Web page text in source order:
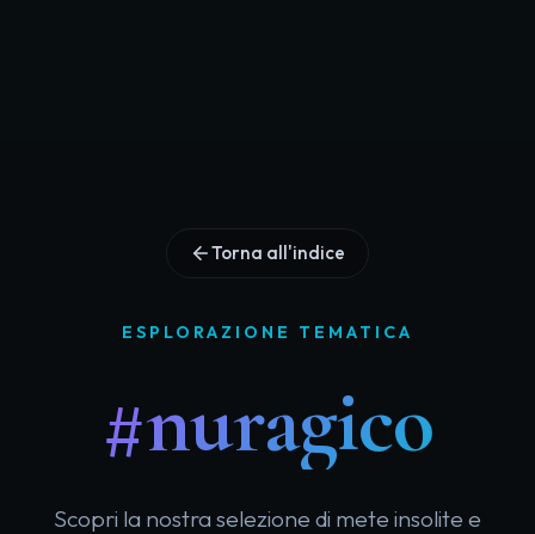
Torna all'indice
ESPLORAZIONE TEMATICA
#nuragico
Scopri la nostra selezione di mete insolite e